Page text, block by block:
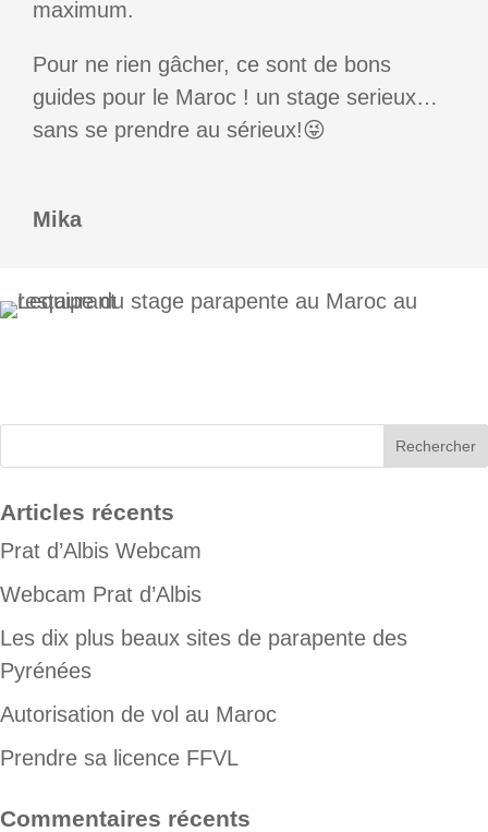
maximum.
Pour ne rien gâcher, ce sont de bons
guides pour le Maroc ! un stage serieux…
sans se prendre au sérieux!😜
Mika
Articles récents
Prat d’Albis Webcam
Webcam Prat d’Albis
Les dix plus beaux sites de parapente des
Pyrénées
Autorisation de vol au Maroc
Prendre sa licence FFVL
Commentaires récents